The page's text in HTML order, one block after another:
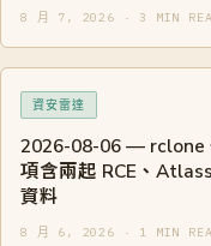
8 月 7, 2026 · 3 MIN
資安雷達
2026-08-06 — rclone
項含兩起 RCE、
資料
8 月 6, 2026 · 1 MIN